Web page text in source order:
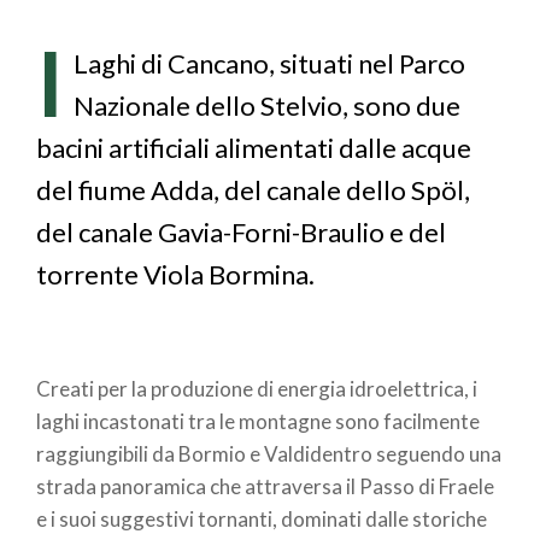
di
pane
I Laghi di Cancano, situati nel Parco
Nazionale dello Stelvio, sono due
bacini artificiali alimentati dalle acque
del fiume Adda, del canale dello Spöl,
del canale Gavia-Forni-Braulio e del
torrente Viola Bormina.
Creati per la produzione di energia idroelettrica, i
laghi incastonati tra le montagne sono facilmente
raggiungibili da Bormio e Valdidentro seguendo una
strada panoramica che attraversa il Passo di Fraele
e i suoi suggestivi tornanti, dominati dalle storiche